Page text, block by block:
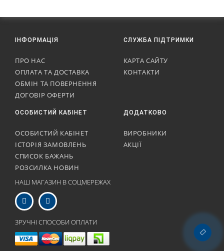
ІНФОРМАЦІЯ
ПРО НАС
ОПЛАТА ТА ДОСТАВКА
ОБМІН ТА ПОВЕРНЕННЯ
ДОГОВІР ОФЕРТИ
СЛУЖБА ПІДТРИМКИ
КАРТА САЙТУ
КОНТАКТИ
ОСОБИСТИЙ КАБІНЕТ
ОСОБИСТИЙ КАБІНЕТ
ІСТОРІЯ ЗАМОВЛЕНЬ
СПИСОК БАЖАНЬ
РОЗСИЛКА НОВИН
ДОДАТКОВО
ВИРОБНИКИ
АКЦІЇ
НАШ МАГАЗИН В СОЦМЕРЕЖАХ
ЗРУЧНІ СПОСОБИ ОПЛАТИ